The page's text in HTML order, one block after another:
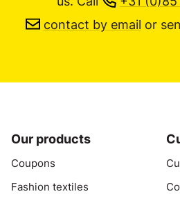
contact by email or
Our products
Coupons
Fashion textiles